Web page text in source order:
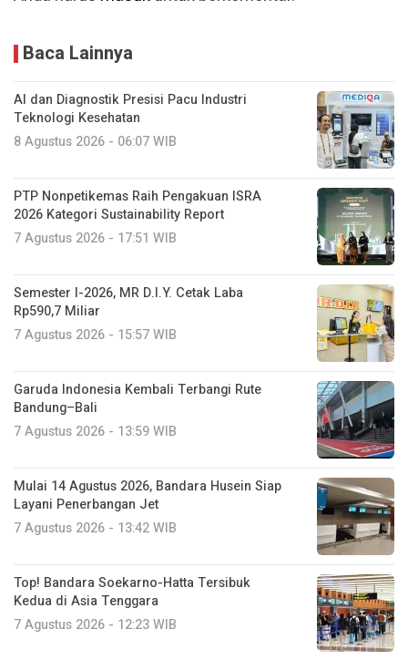
Baca Lainnya
AI dan Diagnostik Presisi Pacu Industri
Teknologi Kesehatan
8 Agustus 2026 - 06:07 WIB
PTP Nonpetikemas Raih Pengakuan ISRA
2026 Kategori Sustainability Report
7 Agustus 2026 - 17:51 WIB
Semester I-2026, MR D.I.Y. Cetak Laba
Rp590,7 Miliar
7 Agustus 2026 - 15:57 WIB
Garuda Indonesia Kembali Terbangi Rute
Bandung–Bali
7 Agustus 2026 - 13:59 WIB
Mulai 14 Agustus 2026, Bandara Husein Siap
Layani Penerbangan Jet
7 Agustus 2026 - 13:42 WIB
Top! Bandara Soekarno-Hatta Tersibuk
Kedua di Asia Tenggara
7 Agustus 2026 - 12:23 WIB